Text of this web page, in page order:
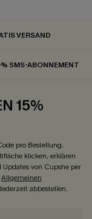
VERSAND
SMS-ABONNEMENT
15%
pro Bestellung.
klicken, erklären
von Cupshe per
Allgemeinen
abbestellen.